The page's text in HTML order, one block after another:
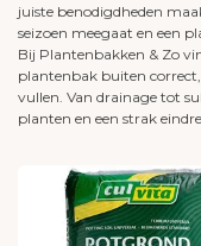
juiste benodigdheden
seizoen meegaat en een
Bij Plantenbakken & Zo
plantenbak buiten
vullen. Van drainage tot
planten en een strak